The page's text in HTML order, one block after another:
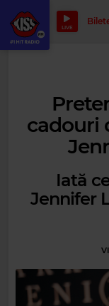
LIVE
cadouri
Iată
Jennifer